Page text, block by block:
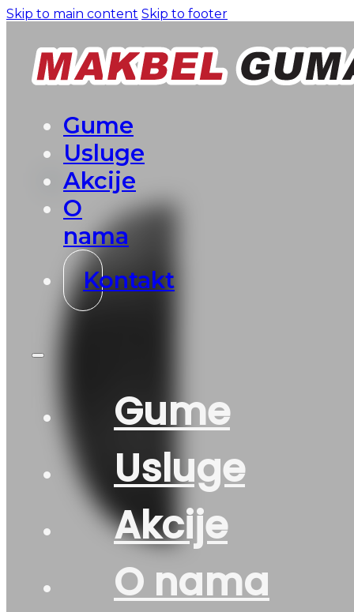
Skip to main content Skip to footer
Gume
Usluge
Akcije
O
nama
Kontakt
Gume
Usluge
Akcije
O nama